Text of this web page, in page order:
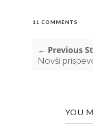
11 COMMENTS
← Previous
Novší
YOU